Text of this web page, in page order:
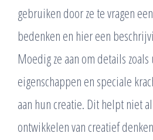
gebruiken door ze te vragen
bedenken en hier een
Moedig ze aan om details
eigenschappen en speciale
aan hun creatie. Dit helpt niet
ontwikkelen van creatief